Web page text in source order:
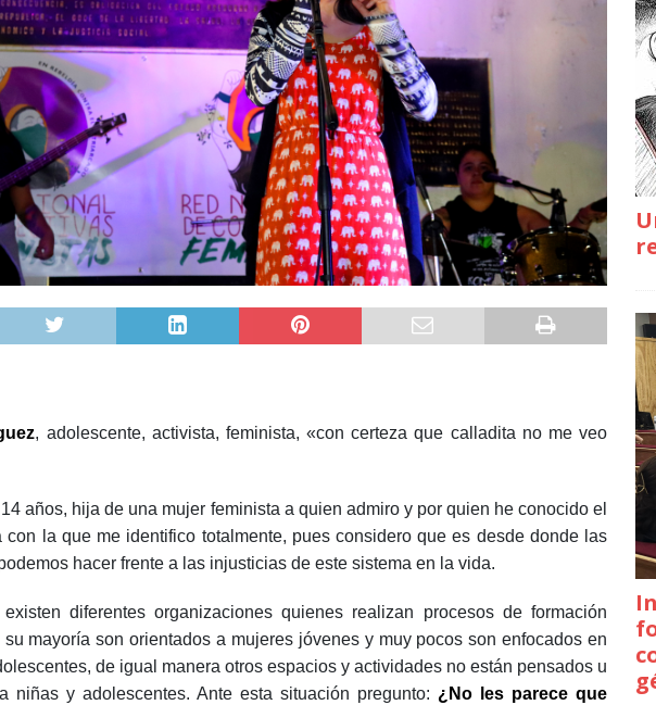
, adolescente, activista, feminista, «con certeza que calladita no me veo
años, hija de una mujer feminista a quien admiro y por quien he conocido el
con la que me identifico totalmente, pues considero que es desde donde las
hacer frente a las injusticias de este sistema en la vida.
diferentes organizaciones quienes realizan procesos de formación
mayoría son orientados a mujeres jóvenes y muy pocos son enfocados en
de igual manera otros espacios y actividades no están pensados u
niñas y adolescentes. Ante esta situación pregunto: ¿No les parece que